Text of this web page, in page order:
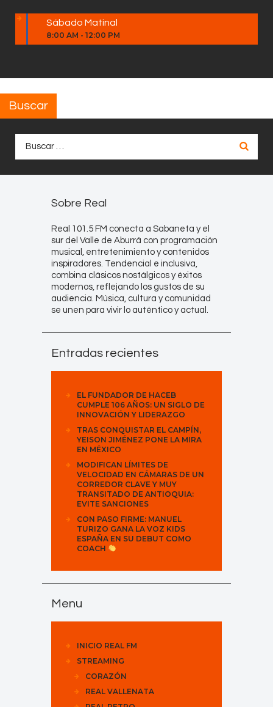
Sábado Matinal
8:00 AM - 12:00 PM
Buscar
Sobre Real
Real 101.5 FM conecta a Sabaneta y el
sur del Valle de Aburrá con programación
musical, entretenimiento y contenidos
inspiradores. Tendencial e inclusiva,
combina clásicos nostálgicos y éxitos
modernos, reflejando los gustos de su
audiencia. Música, cultura y comunidad
se unen para vivir lo auténtico y actual.
Entradas recientes
EL FUNDADOR DE HACEB
CUMPLE 106 AÑOS: UN SIGLO DE
INNOVACIÓN Y LIDERAZGO
TRAS CONQUISTAR EL CAMPÍN,
YEISON JIMÉNEZ PONE LA MIRA
EN MÉXICO
MODIFICAN LÍMITES DE
VELOCIDAD EN CÁMARAS DE UN
CORREDOR CLAVE Y MUY
TRANSITADO DE ANTIOQUIA:
EVITE SANCIONES
CON PASO FIRME: MANUEL
TURIZO GANA LA VOZ KIDS
ESPAÑA EN SU DEBUT COMO
COACH
Menu
INICIO REAL FM
STREAMING
CORAZÓN
REAL VALLENATA